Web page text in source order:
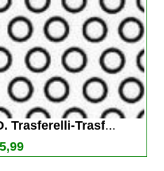
Trasferelli-Trasf...